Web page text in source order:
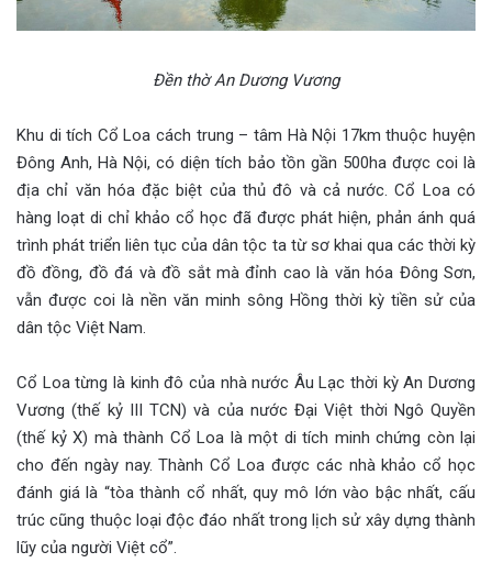
Đền thờ An Dương Vương
Khu di tích Cổ Loa cách trung – tâm Hà Nội 17km thuộc huyện
Đông Anh, Hà Nội, có diện tích bảo tồn gần 500ha được coi là
địa chỉ văn hóa đặc biệt của thủ đô và cả nước. Cổ Loa có
hàng loạt di chỉ khảo cổ học đã được phát hiện, phản ánh quá
trình phát triển liên tục của dân tộc ta từ sơ khai qua các thời kỳ
đồ đồng, đồ đá và đồ sắt mà đỉnh cao là văn hóa Đông Sơn,
vẫn được coi là nền văn minh sông Hồng thời kỳ tiền sử của
dân tộc Việt Nam.
Cổ Loa từng là kinh đô của nhà nước Âu Lạc thời kỳ An Dương
Vương (thế kỷ III TCN) và của nước Đại Việt thời Ngô Quyền
(thế kỷ X) mà thành Cổ Loa là một di tích minh chứng còn lại
cho đến ngày nay. Thành Cổ Loa được các nhà khảo cổ học
đánh giá là “tòa thành cổ nhất, quy mô lớn vào bậc nhất, cấu
trúc cũng thuộc loại độc đáo nhất trong lịch sử xây dựng thành
lũy của người Việt cổ”.